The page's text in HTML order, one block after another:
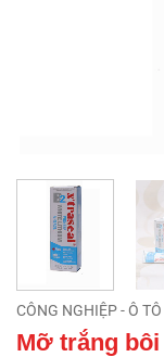
CÔNG NGHIỆP - Ô
Mỡ trắng